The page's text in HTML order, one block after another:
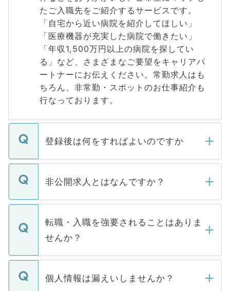
たご入職先をご紹介するサービスです。
「自宅から近い病院を紹介してほしい」
「医療機器が充実した病院で働きたい」
「年収1,500万円以上の病院を探してい
る」など、さまざまなご要望をキャリアパ
ートナーにお伝えください。常勤求人はも
ちろん、非常勤・スポットのお仕事紹介も
行なっております。
登録後は何をすればよいのですか
ご登録いただきましたら、弊社担当者がご
登録内容を確認し、その後メールもしくは
ます。通常、5営業日以内にはご連絡をせて
いただきますので、しばらくお待ちくださ
非公開求人とはなんですか？
マイナビDOCTORで取り扱っている求人の
うち約3割は、Webサイトからご覧いただ
けない「非公開求人」です。非公開求人は
下記の理由によって、一般には公開してい
ません。
■応募殺到を避けるため 人気のある医療機
転職・入職を強要されることはありま
せんか？
転職・入職を強要することは一切ありませ
ん。また、仮に応募先から内定をいただい
個人情報は漏えいしませんか？